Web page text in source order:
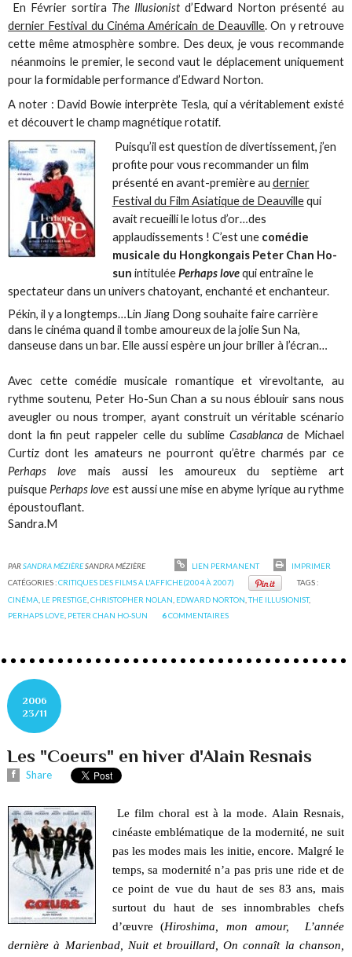
En Février sortira The Illusionist d’Edward Norton présenté au
dernier Festival du Cinéma Américain de Deauville. On y retrouve
cette même atmosphère sombre. Des deux, je vous recommande
néanmoins le premier, le second vaut le déplacement uniquement
pour la formidable performance d’Edward Norton.
A noter : David Bowie interprète Tesla, qui a véritablement existé
et découvert le champ magnétique rotatif.
Puisqu’il est question de divertissement, j’en
profite pour vous recommander un film
présenté en avant-première au dernier
Festival du Film Asiatique de Deauvillequi
avait recueilli le lotus d’or…des
applaudissements ! C’est une comédie
musicale du Hongkongais Peter Chan Ho-
sun intituléePerhaps lovequi entraîne le
spectateur dans un univers chatoyant, enchanté et enchanteur.
Pékin, il y a longtemps…Lin Jiang Dong souhaite faire carrière
dans le cinéma quand il tombe amoureux de la jolie Sun Na,
danseuse dans un bar. Elle aussi espère un jour briller à l’écran…
Avec cette comédie musicale romantique et virevoltante, au
rythme soutenu, Peter Ho-Sun Chan a su nous éblouir sans nous
aveugler ou nous tromper, ayant construit un véritable scénario
dont la fin peut rappeler celle du sublime Casablancade Michael
Curtiz dont les amateurs ne pourront qu’être charmés par ce
Perhaps love mais aussi les amoureux du septième art
puisque Perhaps love est aussi une mise en abyme lyrique au rythme
époustouflant.
Sandra.M
PARSANDRA MÉZIÈRESANDRA MÉZIÈRE LIEN PERMANENT
IMPRIMER
CATÉGORIES :CRITIQUES DES FILMS A L'AFFICHE(2004 À 2007)
TAGS :
CINÉMA LE PRESTIGE ,CHRISTOPHER NOLAN EDWARD NORTON ,THE ILLUSIONIST,
PERHAPS LOVE PETER CHAN HO-SUN 6COMMENTAIRES
2006
23/11
Les "Coeurs" en hiver d'Alain Resnais
Share
Le film choral est à la mode. Alain Resnais,
cinéaste emblématique de la modernité, ne suit
pas les modes mais les initie, encore. Malgré le
temps, sa modernité n’a pas pris une ride et de
ce point de vue du haut de ses 83 ans, mais
surtout du haut de ses innombrables chefs
d’œuvre (Hiroshima, mon amour, L’année
dernière à Marienbad, Nuit et brouillard, On connaît la chanson,